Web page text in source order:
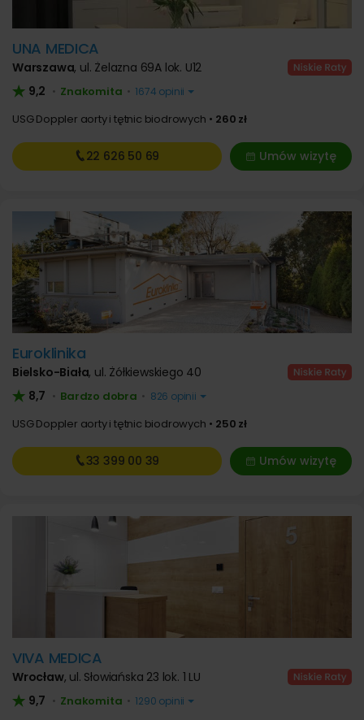
UNA MEDICA
Warszawa, ul. Żelazna 69A lok. U12
9,2 • Znakomita • 1674 opinii
USG Doppler aorty i tętnic biodrowych 260 zł
Umów wizytę
22 626 50 69
Euroklinika
Bielsko-Biała, ul. Żółkiewskiego 40
8,7 • Bardzo dobra • 826 opinii
USG Doppler aorty i tętnic biodrowych 250 zł
Umów wizytę
33 399 00 39
VIVA MEDICA
Wrocław, ul. Słowiańska 23 lok. 1 LU
9,7 • Znakomita • 1290 opinii